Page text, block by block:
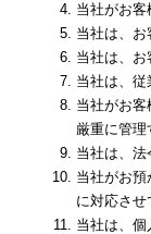
当社がお
当社は、
当社は、
当社は、
当社がお
厳重に管理
当社は、
当社がお
に対応させ
当社は、